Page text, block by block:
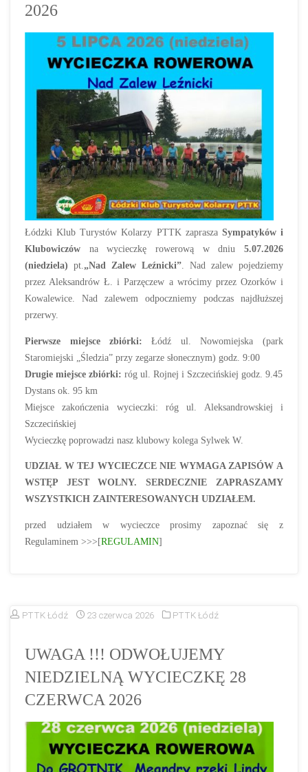
2026
Łódzki Klub Turystów Kolarzy PTTK zaprasza Sympatyków i
Klubowiczów na wycieczkę rowerową w dniu 5.07.2026
(niedziela) pt.„Nad Zalew Leźnicki”. Nad zalew pojedziemy
przez Aleksandrów Ł. i Parzęczew a wrócimy przez Ozorków i
Kowalewice. Nad zalewem odpoczniemy podczas najdłuższej
przerwy.
Pierwsze miejsce zbiórki: Łódź ul. Nowomiejska (park
Staromiejski „Śledzia” przy zegarze słonecznym) godz. 9:00
Drugie miejsce zbiórki: róg ul. Rojnej i Szczecińskiej godz. 9.45
Dystans ok. 95 km
Miejsce zakończenia wycieczki: róg ul. Aleksandrowskiej i
Szczecińskiej
Wycieczkę poprowadzi nasz klubowy kolega Sylwek W.
UDZIAŁ W TEJ WYCIECZCE NIE WYMAGA ZAPISÓW A
WSTĘP JEST WOLNY.
SERDECZNIE ZAPRASZAMY
WSZYSTKICH ZAINTERESOWANYCH UDZIAŁEM.
przed udziałem w wycieczce prosimy zapoznać się z
Regulaminem >>>[REGULAMIN]
PTTK Łódź 23 czerwca 2026 PTTK Łódź
UWAGA !!! ODWOŁUJEMY
NIEDZIELNĄ WYCIECZKĘ 28
CZERWCA 2026